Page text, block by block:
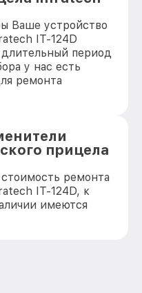
Ваше устройство
IT-124D
длительный период
у нас есть
ремонта
прицела
ремонта
IT-124D, к
имеются